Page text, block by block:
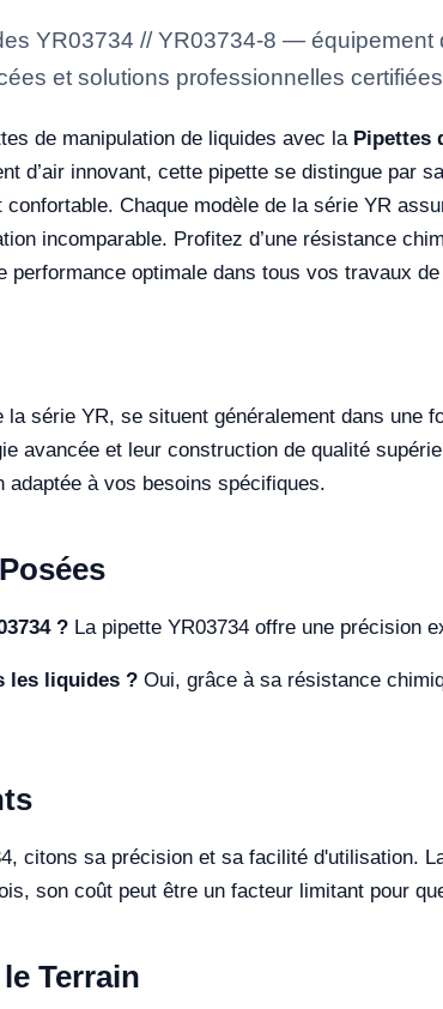
YR03734 // YR03734-8 —
et solutions professionnelles
de manipulation de liquides avec la Pipettes
d’air innovant, cette pipette se distingue par
Chaque modèle de la série YR
incomparable. Profitez d’une résistance
performance optimale dans tous vos travaux
série YR, se situent généralement dans une
avancée et leur construction de qualité
adaptée à vos besoins spécifiques.
? La pipette YR03734 offre une précision
les liquides ? Oui, grâce à sa résistance
citons sa précision et sa facilité d'utilisation.
son coût peut être un facteur limitant pour
Terrain